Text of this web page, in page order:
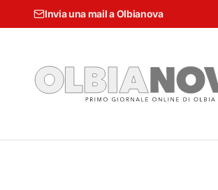
Invia una mail a Olbianova